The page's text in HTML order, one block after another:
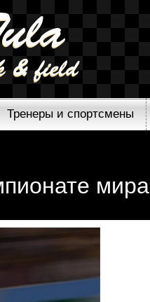
Тренеры и спортсмены
мира